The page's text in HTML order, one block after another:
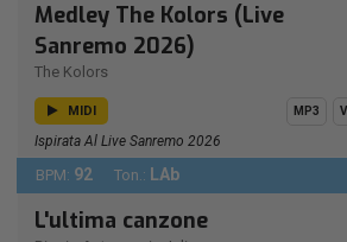
Medley The Kolors (Live
Sanremo 2026)
The Kolors
MIDI MP3
Ispirata Al Live Sanremo 2026
BPM: 92 Ton.: LAb
L'ultima canzone